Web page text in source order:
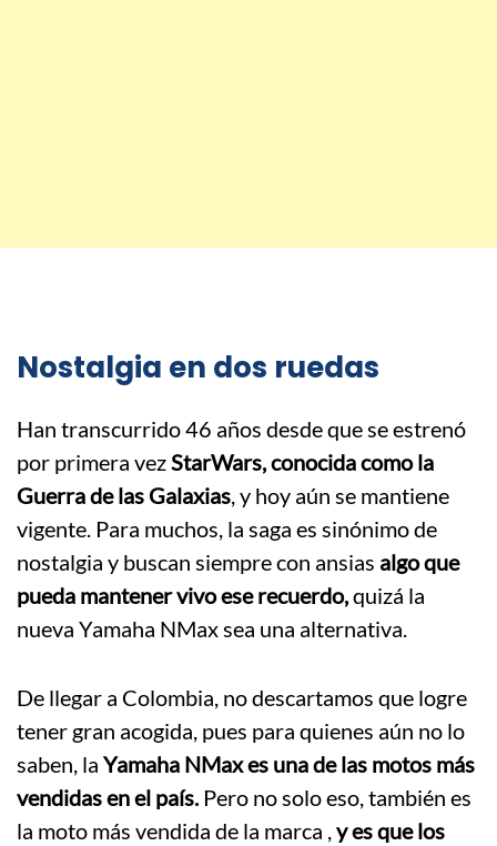
Nostalgia en dos ruedas
Han transcurrido 46 años desde que se estrenó
por primera vezStarWars, conocida como la
Guerra de las Galaxias, y hoy aún se mantiene
vigente. Para muchos, la saga es sinónimo de
nostalgia y buscan siempre con ansias algo que
pueda mantener vivo ese recuerdo,quizá la
nueva Yamaha NMax sea una alternativa.
De llegar a Colombia, no descartamos que logre
tener gran acogida, pues para quienes aún no lo
saben, la Yamaha NMax es una de las motos más
vendidas en el país.Pero no solo eso, también es
la moto más vendida de la marca ,y es que los